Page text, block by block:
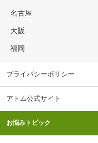
名古屋
大阪
福岡
プライバシーポリシー
アトム公式サイト
お悩みトピック